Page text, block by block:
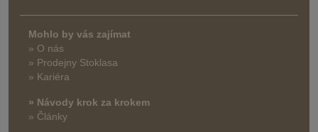
Mohlo by vás zajímat
» O nás
» Prodejny Stoklasa
» Kariéra
» Návody krok za krokem
» Články